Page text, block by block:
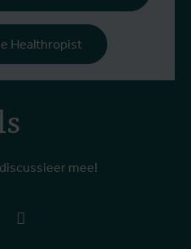
mee!
Healthropist